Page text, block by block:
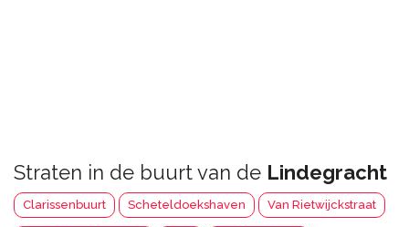
Straten in de buurt van de Lindegracht
Clarissenbuurt Scheteldoekshaven Van Rietwijckstraat